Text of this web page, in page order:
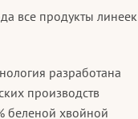
все продукты линеек
разработана
производств
беленой хвойной